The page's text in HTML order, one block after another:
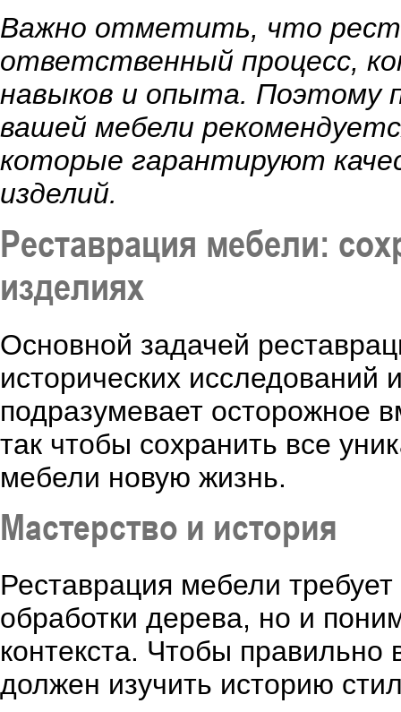
Важно отметить, что
ответственный процесс,
навыков и опыта. Поэтому
вашей мебели
которые гарантируют
изделий.
Реставрация мебели:
изделиях
Основной задачей
исторических исследований
подразумевает осторожное
так чтобы сохранить все
мебели новую жизнь.
Мастерство и история
Реставрация мебели
обработки дерева, но и
контекста. Чтобы
должен изучить историю